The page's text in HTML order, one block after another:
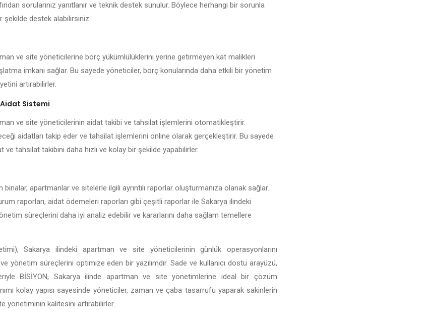
sorularınız yanıtlanır ve teknik destek sunulur. Böylece herhangi bir sorunla
şekilde destek alabilirsiniz.
ve site yöneticilerine borç yükümlülüklerini yerine getirmeyen kat malikleri
imkanı sağlar. Bu sayede yöneticiler, borç konularında daha etkili bir yönetim
artırabilirler.
Sistemi
ve site yöneticilerinin aidat takibi ve tahsilat işlemlerini otomatikleştirir.
aidatları takip eder ve tahsilat işlemlerini online olarak gerçekleştirir. Bu sayede
ve tahsilat takibini daha hızlı ve kolay bir şekilde yapabilirler.
binalar, apartmanlar ve sitelerle ilgili ayrıntılı raporlar oluşturmanıza olanak sağlar.
raporları, aidat ödemeleri raporları gibi çeşitli raporlar ile Sakarya ilindeki
süreçlerini daha iyi analiz edebilir ve kararlarını daha sağlam temellere
Sakarya ilindeki apartman ve site yöneticilerinin günlük operasyonlarını
yönetim süreçlerini optimize eden bir yazılımdır. Sade ve kullanıcı dostu arayüzü,
BİSİYON, Sakarya ilinde apartman ve site yönetimlerine ideal bir çözüm
kolay yapısı sayesinde yöneticiler, zaman ve çaba tasarrufu yaparak sakinlerin
yönetiminin kalitesini artırabilirler.